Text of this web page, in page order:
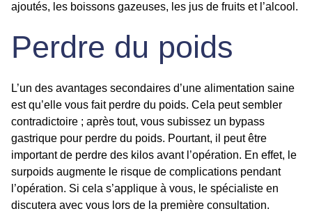
ajoutés, les boissons gazeuses, les jus de fruits et l’alcool.
Perdre du poids
L’un des avantages secondaires d’une alimentation saine
est qu’elle vous fait perdre du poids. Cela peut sembler
contradictoire ; après tout, vous subissez un bypass
gastrique pour perdre du poids. Pourtant, il peut être
important de perdre des kilos avant l’opération. En effet, le
surpoids augmente le risque de complications pendant
l’opération. Si cela s’applique à vous, le spécialiste en
discutera avec vous lors de la première consultation.